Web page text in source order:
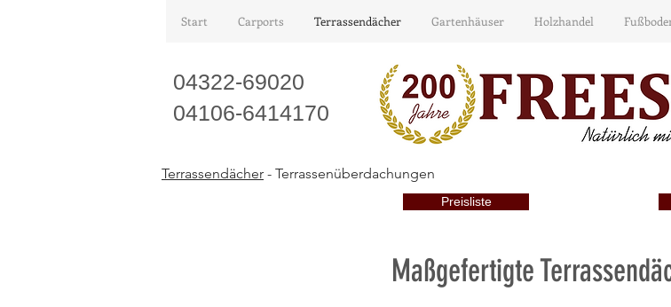
Start Carports Terrassendächer Gartenhäuser Holzhandel
04322-69020
04106-6414170
Terrassendächer - Terrassenüberdachungen
Preisliste
Maßgefertigte